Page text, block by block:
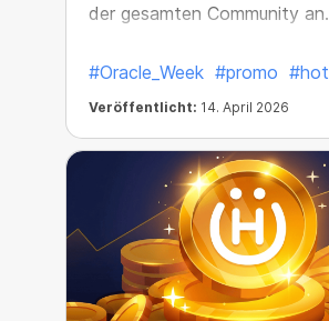
der gesamten Community an
#Oracle_Week #promo #hot
Veröffentlicht: 14. April 2026